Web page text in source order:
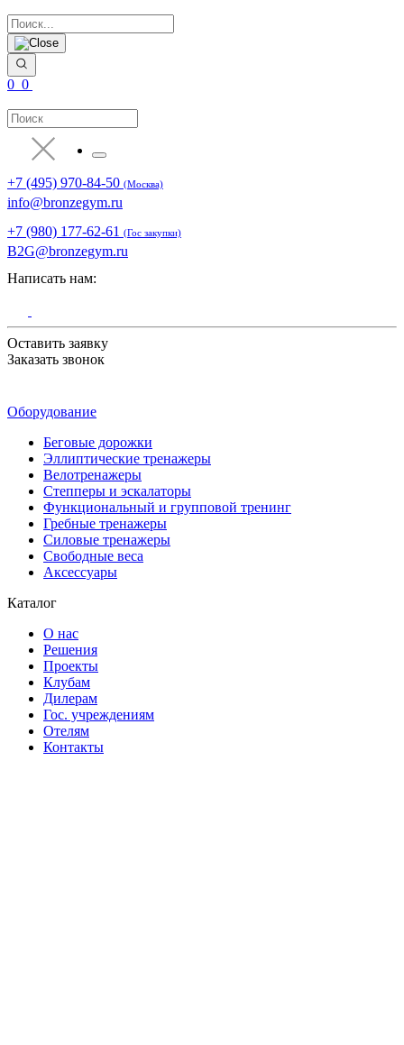
0 0
+7 (495) 970-84-50 (Москва)
info@bronzegym.ru
+7 (980) 177-62-61 (Гос закупки)
B2G@bronzegym.ru
Написать нам:
Оставить заявку
Заказать звонок
Оборудование
Беговые дорожки
Эллиптические тренажеры
Велотренажеры
Степперы и эскалаторы
Функциональный и групповой тренинг
Гребные тренажеры
Силовые тренажеры
Свободные веса
Аксессуары
Каталог
О нас
Решения
Проекты
Клубам
Дилерам
Гос. учреждениям
Отелям
Контакты